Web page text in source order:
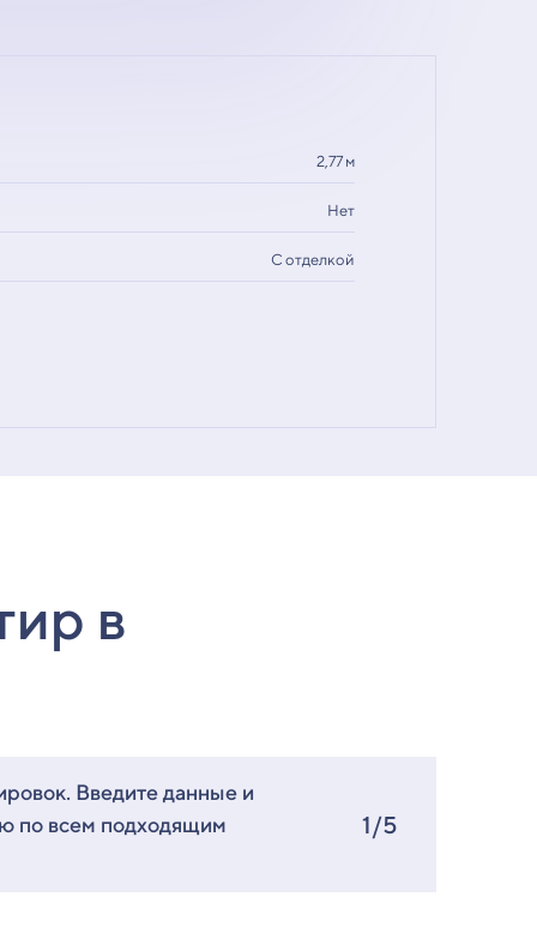
2,77 м
Нет
С отделкой
в
Введите данные и
по всем подходящим
1/5